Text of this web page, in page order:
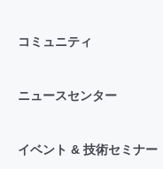
コミュニティ
ニュースセンター
イベント & 技術セミナー